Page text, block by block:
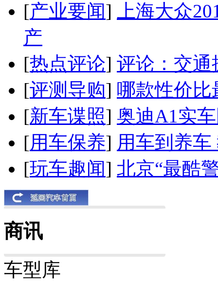
[产业要闻]
上海大众
产
[热点评论] 评论：交通
[评测导购] 哪款性价比
[新车谍照] 奥迪A1实
[用车保养] 用车到养
[玩车趣闻] 北京“最酷
商讯
车型库